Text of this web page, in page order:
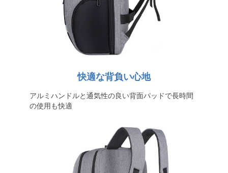
快適な背負い心地
アルミハンドルと通気性の良い背面パッドで長時間
の使用も快適